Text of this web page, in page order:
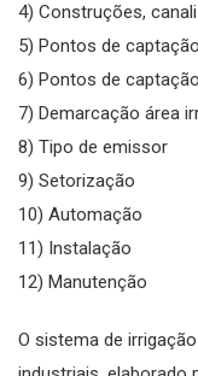
4) Construções,
5) Pontos de
6) Pontos de
7) Demarcação área
8) Tipo de emissor
9) Setorização
10) Automação
11) Instalação
12) Manutenção
O sistema de